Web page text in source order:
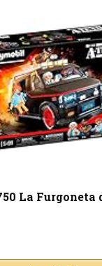
La Furgoneta